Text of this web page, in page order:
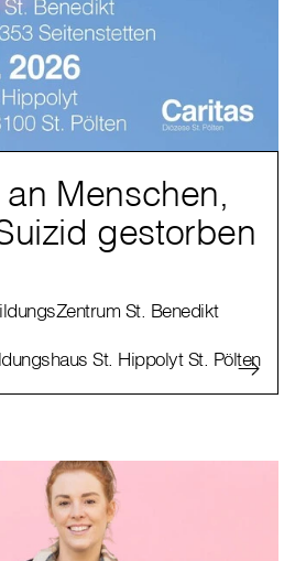
Menschen,
gestorben
St. Benedikt
St. Hippolyt St. Pölten